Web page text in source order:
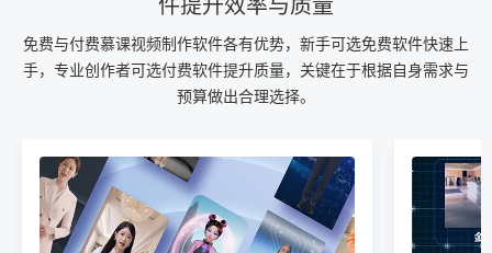
件提升效率与质量
免费与付费慕课视频制作软件各有优势，新手可选免费软件快速上
手，专业创作者可选付费软件提升质量，关键在于根据自身需求与
预算做出合理选择。